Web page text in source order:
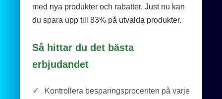
med nya produkter och rabatter. Just nu kan
du spara upp till 83% på utvalda produkter.
Så hittar du det bästa
erbjudandet
✓
Kontrollera besparingsprocenten på varje